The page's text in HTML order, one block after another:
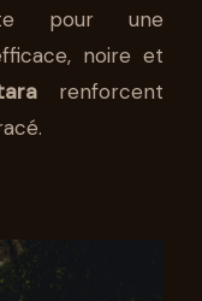
pour une
noire et
renforcent